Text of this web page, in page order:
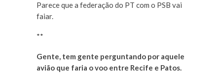
Parece que a federação do PT com o PSB vai
faiar.
**
Gente, tem gente perguntando por aquele
avião que faria o voo entre Recife e Patos.